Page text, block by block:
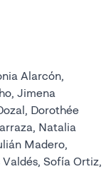
Alarcón,
Jimena
Dorothée
Natalia
Madero,
Sofía Ortiz,